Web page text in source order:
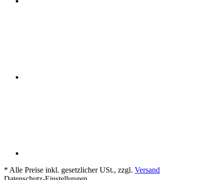
* Alle Preise inkl. gesetzlicher USt., zzgl. Versand